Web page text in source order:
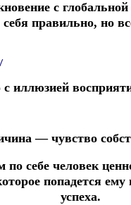
с
правильно, но
с иллюзией
— чувство
себе человек
попадется
успеха.